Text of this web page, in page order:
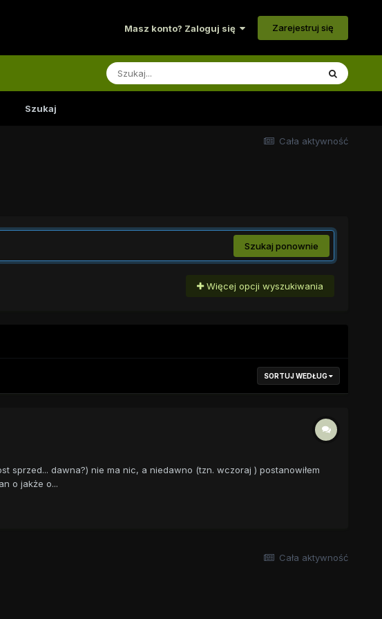
Masz konto? Zaloguj się Zarejestruj się
Szukaj
Cała aktywność
Szukaj ponownie
Więcej opcji wyszukiwania
SORTUJ WEDŁUG
sprzed... dawna?) nie ma nic, a niedawno (tzn. wczoraj ) postanowiłem
o jakże o...
Cała aktywność